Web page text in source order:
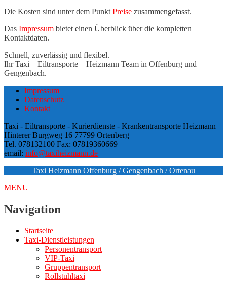
Die Kosten sind unter dem Punkt Preise zusammengefasst.
Das Impressum bietet einen Überblick über die kompletten
Kontaktdaten.
Schnell, zuverlässig und flexibel.
Ihr Taxi – Eiltransporte – Heizmann Team in Offenburg und
Gengenbach.
Impressum
Datenschutz
Kontakt
Taxi - Eiltransporte - Kurierdienste - Krankentransporte Heizmann
Hinterer Burgweg 16 77799 Ortenberg
Tel. 078132100 Fax: 07819360669
email: info@taxiheizmann.de
Taxi Heizmann Offenburg / Gengenbach / Ortenau
MENU
Navigation
Startseite
Taxi-Dienstleistungen
Personentransport
VIP-Taxi
Gruppentransport
Rollstuhltaxi